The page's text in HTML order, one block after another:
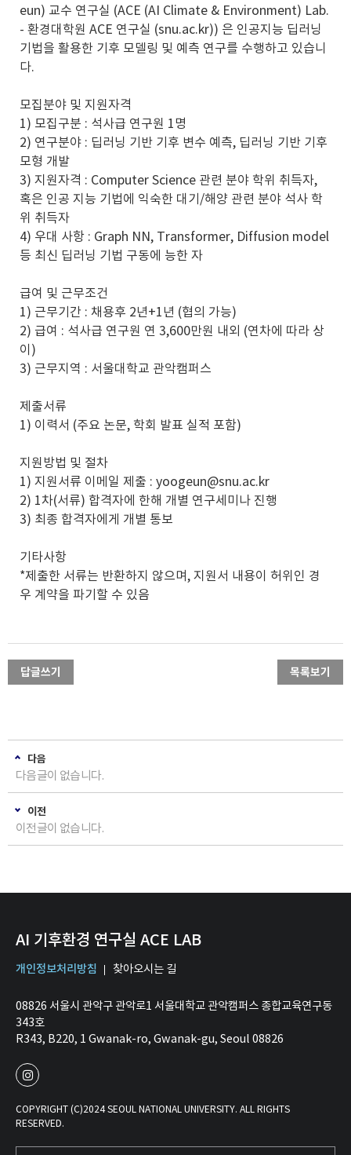
eun) 교수 연구실 (ACE (AI Climate & Environment) Lab.
- 환경대학원 ACE 연구실 (snu.ac.kr)) 은 인공지능 딥러닝
기법을 활용한 기후 모델링 및 예측 연구를 수행하고 있습니
다.
모집분야 및 지원자격
1) 모집구분 : 석사급 연구원 1명
2) 연구분야 : 딥러닝 기반 기후 변수 예측, 딥러닝 기반 기후
모형 개발
3) 지원자격 : Computer Science 관련 분야 학위 취득자,
혹은 인공 지능 기법에 익숙한 대기/해양 관련 분야 석사 학
위 취득자
4) 우대 사항 : Graph NN, Transformer, Diffusion model
등 최신 딥러닝 기법 구동에 능한 자
급여 및 근무조건
1) 근무기간 : 채용후 2년+1년 (협의 가능)
2) 급여 : 석사급 연구원 연 3,600만원 내외 (연차에 따라 상
이)
3) 근무지역 : 서울대학교 관악캠퍼스
제출서류
1) 이력서 (주요 논문, 학회 발표 실적 포함)
지원방법 및 절차
1) 지원서류 이메일 제출 : yoogeun@snu.ac.kr
2) 1차(서류) 합격자에 한해 개별 연구세미나 진행
3) 최종 합격자에게 개별 통보
기타사항
*제출한 서류는 반환하지 않으며, 지원서 내용이 허위인 경
우 계약을 파기할 수 있음
답글쓰기 목록보기
다음
다음글이 없습니다.
이전
이전글이 없습니다.
AI 기후환경 연구실 ACE LAB
개인정보처리방침 찾아오시는 길
08826 서울시 관악구 관악로1 서울대학교 관악캠퍼스 종합교육연구동
343호
R343, B220, 1 Gwanak-ro, Gwanak-gu, Seoul 08826
COPYRIGHT (C)2024 SEOUL NATIONAL UNIVERSITY. ALL RIGHTS
RESERVED.